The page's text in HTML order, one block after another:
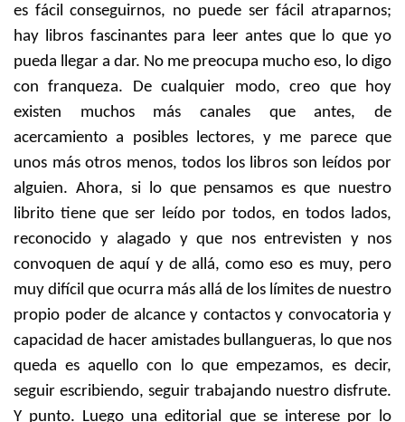
es fácil conseguirnos, no puede ser fácil atraparnos;
hay libros fascinantes para leer antes que lo que yo
pueda llegar a dar. No me preocupa mucho eso, lo digo
con franqueza. De cualquier modo, creo que hoy
existen muchos más canales que antes, de
acercamiento a posibles lectores, y me parece que
unos más otros menos, todos los libros son leídos por
alguien. Ahora, si lo que pensamos es que nuestro
librito tiene que ser leído por todos, en todos lados,
reconocido y alagado y que nos entrevisten y nos
convoquen de aquí y de allá, como eso es muy, pero
muy difícil que ocurra más allá de los límites de nuestro
propio poder de alcance y contactos y convocatoria y
capacidad de hacer amistades bullangueras, lo que nos
queda es aquello con lo que empezamos, es decir,
seguir escribiendo, seguir trabajando nuestro disfrute.
Y punto. Luego una editorial que se interese por lo